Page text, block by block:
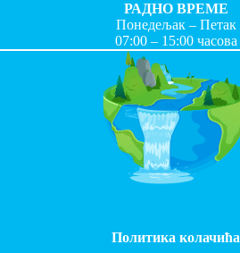
РАДНО ВРЕМЕ
Понедељак – Петак
07:00 – 15:00 часова
Политика колачића